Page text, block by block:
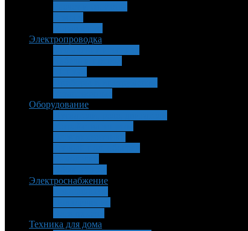
Электропроводка
Оборудование
Электроснабжение
Техника для дома